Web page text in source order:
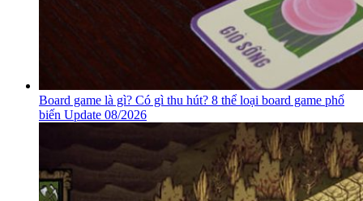
Board game là gì? Có gì thu hút? 8 thể loại board game phổ
biến Update 08/2026